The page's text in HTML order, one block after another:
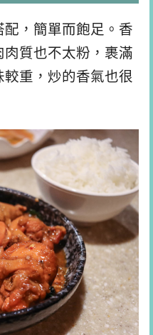
，簡單而飽足。香
質也不太粉，裹滿
重，炒的香氣也很